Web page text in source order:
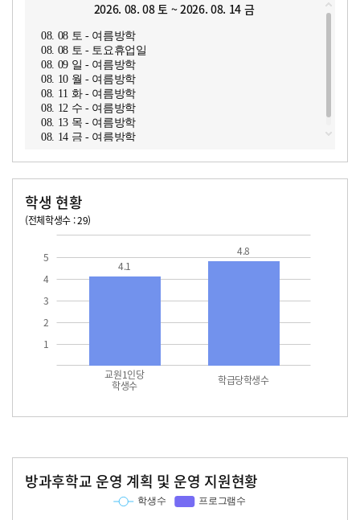
2026. 08. 08 토 ~ 2026. 08. 14 금
08. 08 토 - 여름방학
08. 08 토 - 토요휴업일
08. 09 일 - 여름방학
08. 10 월 - 여름방학
08. 11 화 - 여름방학
08. 12 수 - 여름방학
08. 13 목 - 여름방학
08. 14 금 - 여름방학
학생 현황
(전체학생수 : 29)
1
2
3
4
5
교원1인당
학생수 학급당학생수
4.1
4.8
방과후학교 운영 계획 및 운영 지원현황